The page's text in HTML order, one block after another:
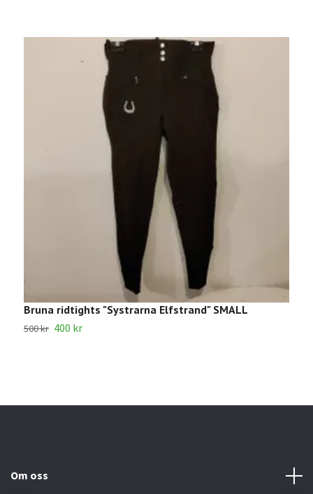
Bruna ridtights "Systrarna Elfstrand" SMALL
500 kr 400 kr
Om oss